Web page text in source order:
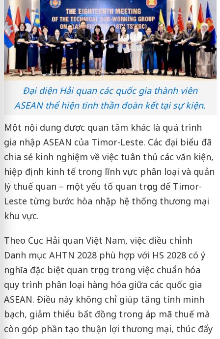
Đại diện Hải quan các quốc gia thành viên
ASEAN thể hiện tinh thần đoàn kết tại sự kiện.
Một nội dung được quan tâm khác là quá trình
gia nhập ASEAN của Timor-Leste. Các đại biểu đã
chia sẻ kinh nghiệm về việc tuân thủ các văn kiện,
hiệp định kinh tế trong lĩnh vực phân loại và quản
lý thuế quan – một yếu tố quan trọng để Timor-
Leste từng bước hòa nhập hệ thống thương mại
khu vực.
Theo Cục Hải quan Việt Nam, việc điều chỉnh
Danh mục AHTN 2028 phù hợp với HS 2028 có ý
nghĩa đặc biệt quan trọng trong việc chuẩn hóa
quy trình phân loại hàng hóa giữa các quốc gia
ASEAN. Điều này không chỉ giúp tăng tính minh
bạch, giảm thiểu bất đồng trong áp mã thuế mà
còn góp phần tạo thuận lợi thương mại, thúc đẩy